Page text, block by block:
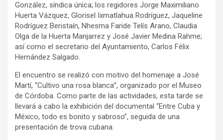
González, síndica única; los regidores Jorge Maximiliano
Huerta Vázquez, Glorisel Ixmatlahua Rodríguez, Jaqueline
Rodríguez Beristaín, Nhesma Faride Telís Arano, Claudia
Olga de la Huerta Manjarrez y José Javier Medina Rahme;
así como el secretario del Ayuntamiento, Carlos Félix
Hernández Salgado.
El encuentro se realizó con motivo del homenaje a José
Martí, “Cultivo una rosa blanca”, organizado por el Museo
de Córdoba. Como parte de las actividades, esta tarde se
llevará a cabo la exhibición del documental “Entre Cuba y
México, todo es bonito y sabroso”, seguida de una
presentación de trova cubana.